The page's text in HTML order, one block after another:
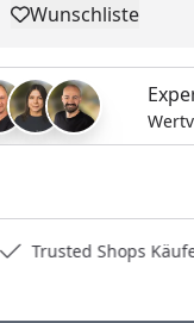
Produkt zur
Wunschliste
Trusted Shops